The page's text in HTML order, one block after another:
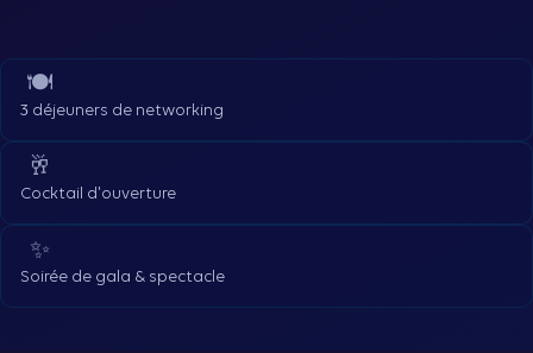
🍽
3 déjeuners de networking
🥂
Cocktail d'ouverture
✨
Soirée de gala & spectacle